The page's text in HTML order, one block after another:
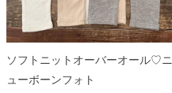
ソフトニットオーバーオール♡ニ
ューボーンフォト